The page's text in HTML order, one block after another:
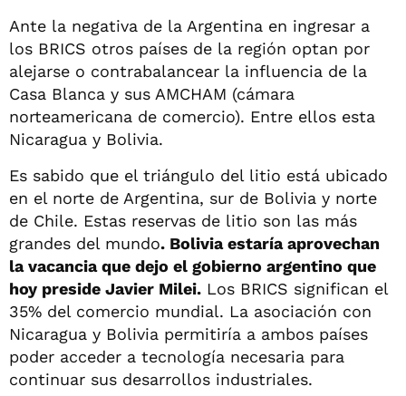
Ante la negativa de la Argentina en ingresar a
los BRICS otros países de la región optan por
alejarse o contrabalancear la influencia de la
Casa Blanca y sus AMCHAM (cámara
norteamericana de comercio). Entre ellos esta
Nicaragua y Bolivia.
Es sabido que el triángulo del litio está ubicado
en el norte de Argentina, sur de Bolivia y norte
de Chile. Estas reservas de litio son las más
grandes del mundo. Bolivia estaría aprovechan
la vacancia que dejo el gobierno argentino que
hoy preside Javier Milei. Los BRICS significan el
35% del comercio mundial. La asociación con
Nicaragua y Bolivia permitiría a ambos países
poder acceder a tecnología necesaria para
continuar sus desarrollos industriales.